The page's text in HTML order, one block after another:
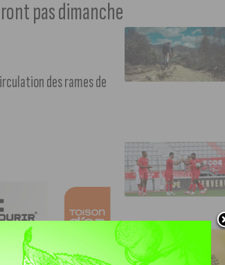
pas dimanche
des rames de